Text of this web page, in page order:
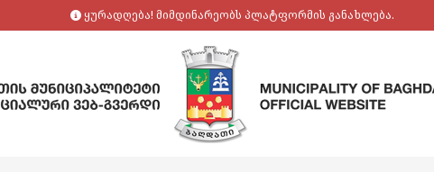
ყურადღება! მიმდინარეობს პლატფორმის განახლება.